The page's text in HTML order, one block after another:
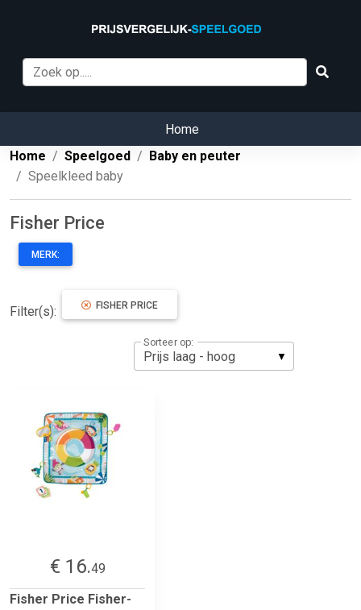
Home
Home
Speelgoed
Baby en peuter
Speelkleed baby
Fisher Price
MERK:
Filter(s): FISHER PRICE
Sorteer op:
€ 16.49
Fisher Price Fisher-